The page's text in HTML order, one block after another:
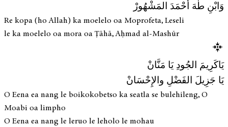
وَابْنِ طٰهَ أَحْمَدَ المَشْهُورْ
Re kopa (ho Allah) ka moelelo oa Moprofeta, Leseli
le ka moelelo oa mora oa Ṭāhā, Aḥmad al-Mashūr
يَاكَرِيمَ الجُودِ يَا مَنَّانْ
يَا جَزِيلَ الفَضْلِ والإِحْسَانْ
O Eena ea nang le boikokobetso ka seatla se bulehileng, O
Moabi oa limpho
O Eena ea nang le leruo le leholo le mohau